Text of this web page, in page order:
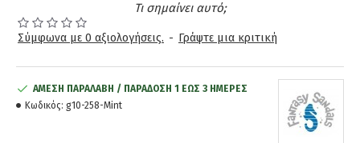
Τι σημαίνει αυτό;
Σύμφωνα με 0 αξιολογήσεις. - Γράψτε μια κριτική
ΆΜΕΣΗ ΠΑΡΑΛΑΒΉ / ΠΑΡΆΔOΣΗ 1 ΈΩΣ 3 ΗΜΈΡΕΣ
Κωδικός: g10-258-Mint